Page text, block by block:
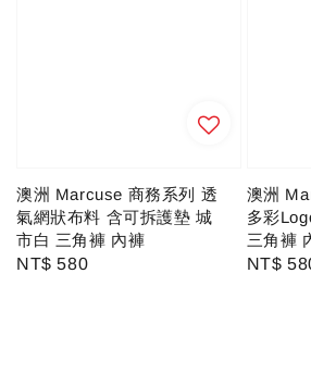
澳洲 Marcuse 商務系列 透
氣網狀布料 含可拆護墊 城
市白 三角褲 內褲
Regular
NT$ 580
澳洲
多彩
三角褲
NT$